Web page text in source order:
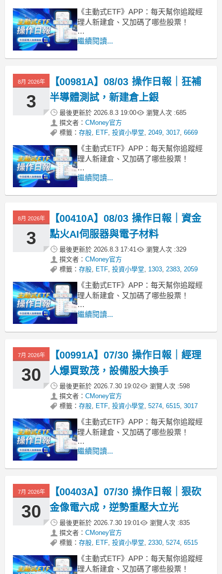
《主動式ETF》APP：每天幫你追蹤經
理人新建倉、又加碼了哪些股票！
■ 規模破千億的 00403A 淨值微幅回升
1.51%，目前這檔基金規模高達 1722.3
撤，近一週也跌了 2.4%
繼續閱讀...
8月 2026年
3
【00981A】08/03 操作日報｜狂補
半導體測試，新建倉上銀
最後更新於 2026.8.3 19:00 瀏覽人次 :685
撰文者： CMoney官方
標籤： 存股, ETF, 投資小學堂, 2049, 3017, 6669
《主動式ETF》APP：每天幫你追蹤經
理人新建倉、又加碼了哪些股票！
■ 00981A 狂飆3.75%，規模突破3000億
大漲 3.75% 來到 27.11 元。雖然近一週
報酬已經高達
繼續閱讀...
8月 2026年
3
【00410A】08/03 操作日報｜資金
點火AI伺服器與電子材料
最後更新於 2026.8.3 17:41 瀏覽人次 :329
撰文者： CMoney官方
標籤： 存股, ETF, 投資小學堂, 1303, 2383, 2059
《主動式ETF》APP：每天幫你追蹤經
理人新建倉、又加碼了哪些股票！
■ 00410A 規模逼近29億
日小幅上漲0.50%。這檔ETF目前基金規
有約1%的折價空間，成立以來的總報酬
剛好在平盤，
繼續閱讀...
7月 2026年
30
【00991A】07/30 操作日報｜經理
人爆買致茂，設備股大換手
最後更新於 2026.7.30 19:02 瀏覽人次 :598
撰文者： CMoney官方
標籤： 存股, ETF, 投資小學堂, 5274, 6515, 3017
《主動式ETF》APP：每天幫你追蹤經
理人新建倉、又加碼了哪些股票！
■ 規模659.5億的旗艦基金動態
元，小跌 0.43%。雖然最近一週遇到亂
是有 52.1% 的水準。作為規模高達
繼續閱讀...
7月 2026年
30
【00403A】07/30 操作日報｜狠砍
金像電六成，逆勢重壓大立光
最後更新於 2026.7.30 19:01 瀏覽人次 :835
撰文者： CMoney官方
標籤： 存股, ETF, 投資小學堂, 2330, 5274, 6515
《主動式ETF》APP：每天幫你追蹤經
理人新建倉、又加碼了哪些股票！